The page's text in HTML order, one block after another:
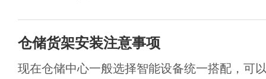
仓储货架安装注意事项
现在仓储中心一般选择智能设备统一搭配，可